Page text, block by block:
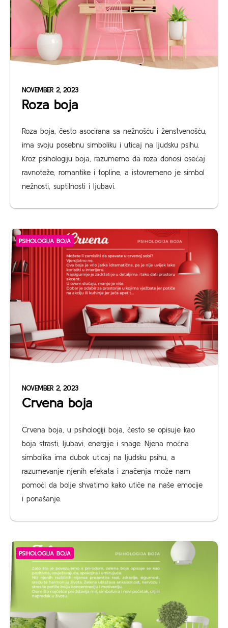
NOVEMBER 2, 2023
Roza boja
Roza boja, često asocirana sa nežnošću i ženstvenošću,
ima svoju posebnu simboliku i uticaj na ljudsku psihu.
Kroz psihologiju boja, razumemo da roza donosi osećaj
ravnoteže, romantike i topline, a istovremeno je simbol
nežnosti, suptilnosti i ljubavi.
PSIHOLOGIJA BOJA
NOVEMBER 2, 2023
Crvena boja
Crvena boja, u psihologiji boja, često se opisuje kao
boja strasti, ljubavi, energije i snage. Njena moćna
simbolika ima dubok uticaj na ljudsku psihu, a
razumevanje njenih efekata i značenja može nam
pomoći da bolje shvatimo kako utiče na naše emocije
i ponašanje.
PSIHOLOGIJA BOJA